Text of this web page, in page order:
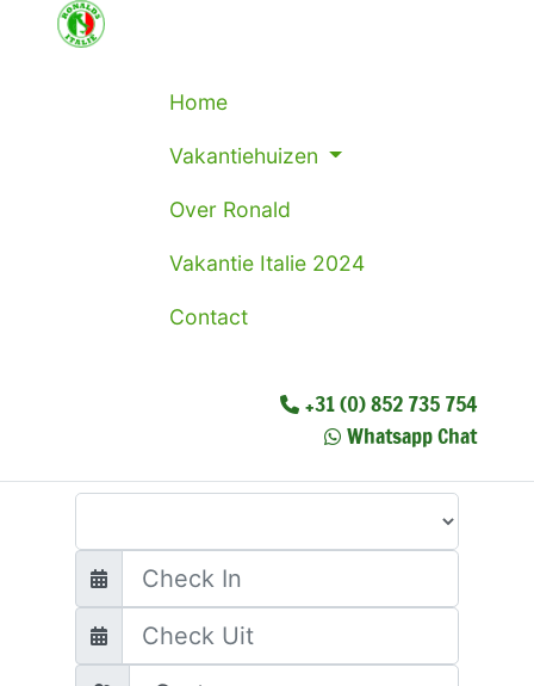
Home
Vakantiehuizen
Over Ronald
Vakantie Italie 2024
Contact
+31 (0) 852 735 754
Whatsapp Chat